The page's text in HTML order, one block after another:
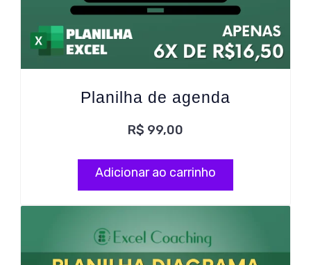
Planilha de agenda
R$ 99,00
Adicionar ao carrinho